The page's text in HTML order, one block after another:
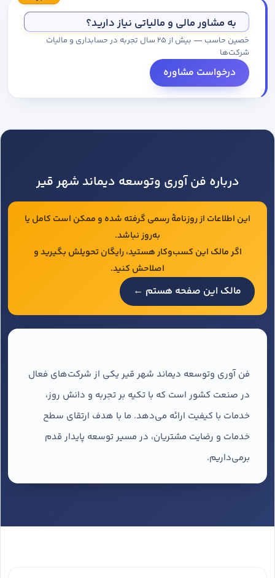
به مشاور مالی و مالیاتی نیاز دارید؟
حَصین حاسب — بیش از ۲۵ سال تجربه در حسابداری و مالیات
شرکت‌ها
درخواست مشاوره
درباره فن آوری وتوسعه دیماند شهر قیر
این اطلاعات از روزنامهٔ رسمی گرفته شده و ممکن است کامل یا
به‌روز نباشد.
اگر مالک این کسب‌وکار هستید، رایگان تحویلش بگیرید و
اصلاحش کنید.
مالک این صفحه هستم ←
فن آوری وتوسعه دیماند شهر قیر یکی از شرکت‌های فعال
در صنعت کشور است که با تکیه بر تجربه و دانش روز،
خدمات با کیفیت ارائه می‌دهد. ما با هدف ارتقای سطح
خدمات و رضایت مشتریان، در مسیر توسعه پایدار قدم
برمی‌داریم.